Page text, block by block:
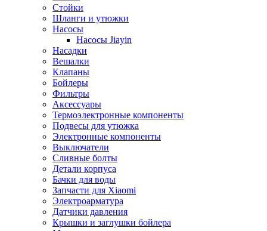
Стойки
Шланги и утюжки
Насосы
Насосы Jiayin
Насадки
Вешалки
Клапаны
Бойлеры
Фильтры
Аксессуары
Термоэлектронные компоненты
Подвесы для утюжка
Электронные компоненты
Выключатели
Сливные болты
Детали корпуса
Бачки для воды
Запчасти для Xiaomi
Электроарматура
Датчики давления
Крышки и заглушки бойлера